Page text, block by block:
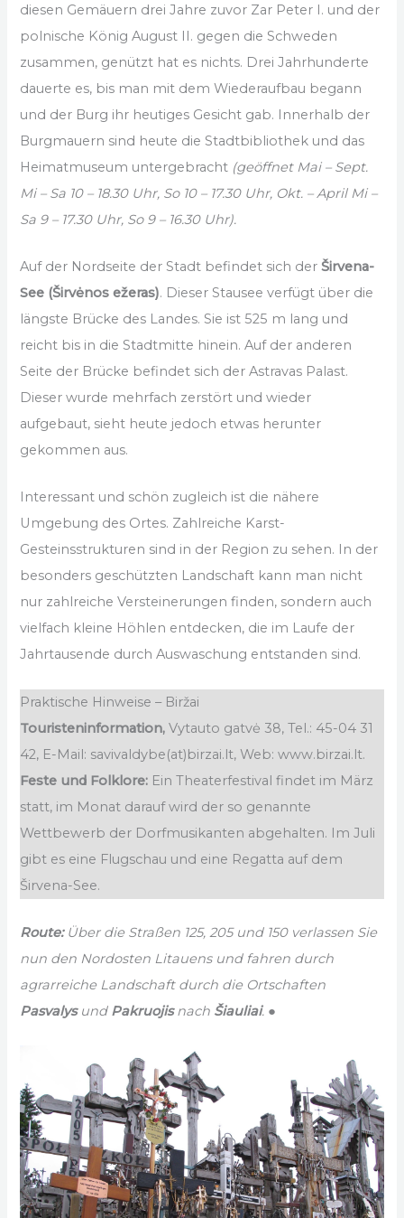
diesen Gemäuern drei Jahre zuvor Zar Peter I. und der
polnische König August II. gegen die Schweden
zusammen, genützt hat es nichts. Drei Jahrhunderte
dauerte es, bis man mit dem Wiederaufbau begann
und der Burg ihr heutiges Gesicht gab. Innerhalb der
Burgmauern sind heute die Stadtbibliothek und das
Heimatmuseum untergebracht (geöffnet Mai – Sept.
Mi – Sa 10 – 18.30 Uhr, So 10 – 17.30 Uhr, Okt. – April Mi –
Sa 9 – 17.30 Uhr, So 9 – 16.30 Uhr).
Auf der Nordseite der Stadt befindet sich derŠirvena-
See (Širvėnos ežeras). Dieser Stausee verfügt über die
längste Brücke des Landes. Sie ist 525 m lang und
reicht bis in die Stadtmitte hinein. Auf der anderen
Seite der Brücke befindet sich der Astravas Palast.
Dieser wurde mehrfach zerstört und wieder
aufgebaut, sieht heute jedoch etwas herunter
gekommen aus.
Interessant und schön zugleich ist die nähere
Umgebung des Ortes. Zahlreiche Karst-
Gesteinsstrukturen sind in der Region zu sehen. In der
besonders geschützten Landschaft kann man nicht
nur zahlreiche Versteinerungen finden, sondern auch
vielfach kleine Höhlen entdecken, die im Laufe der
Jahrtausende durch Auswaschung entstanden sind.
Praktische Hinweise – Biržai
Touristeninformation,Vytauto gatvė 38, Tel.: 45-04 31
42, E-Mail: savivaldybe(at)birzai.lt, Web: www.birzai.lt.
Feste und Folklore: Ein Theaterfestival findet im März
statt, im Monat darauf wird der so genannte
Wettbewerb der Dorfmusikanten abgehalten. Im Juli
gibt es eine Flugschau und eine Regatta auf dem
Širvena-See.
Route:Über die Straßen 125, 205 und 150 verlassen Sie
nun den Nordosten Litauens und fahren durch
agrarreiche Landschaft durch die Ortschaften
Pasvalysund Pakruojisnach Šiauliai. ●